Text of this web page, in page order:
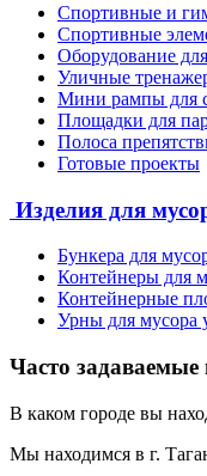
Спортивные и
Спортивные
Оборудование
Уличные
Мини рампы для
Площадки для
Полоса
Готовые проекты
Изделия для
Бункера для
Контейнеры для
Контейнерные
Урны для мусора
Часто
В каком городе вы
Мы находимся в г.